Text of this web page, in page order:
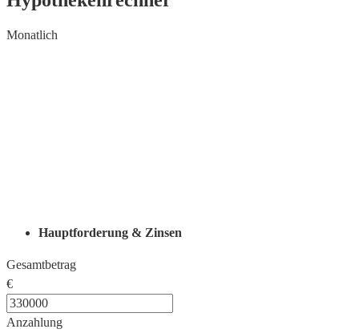
Monatlich
Hauptforderung & Zinsen
Gesamtbetrag
€
Anzahlung